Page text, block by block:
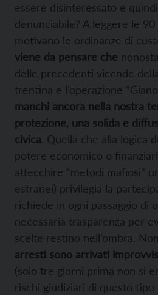
essere disinteressato e
denunciabile? A leggere le 90
motivano le ordinanze di
viene da pensare che
delle precedenti vicende
trentina e l’operazione
manchi ancora nella nostra
protezione, una solida e
civica. Quella che alla logica
potere economico o
attecchire “metodi mafiosi”
estranei) privilegia la
richiede in ogni passaggio di
necessaria trasparenza per
scelte restino nell’ombra.
arresti sono arrivati
(solo tre giorni prima non si
rischi giudiziari di questo tipo